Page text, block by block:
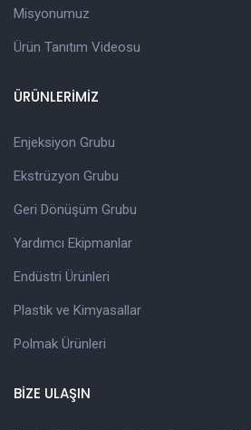
Misyonumuz
Ürün Tanıtım Videosu
ÜRÜNLERİMİZ
Enjeksiyon Grubu
Ekstrüzyon Grubu
Geri Dönüşüm Grubu
Yardımcı Ekipmanlar
Endüstri Ürünleri
Plastik ve Kimyasallar
Polmak Ürünleri
BİZE ULAŞIN